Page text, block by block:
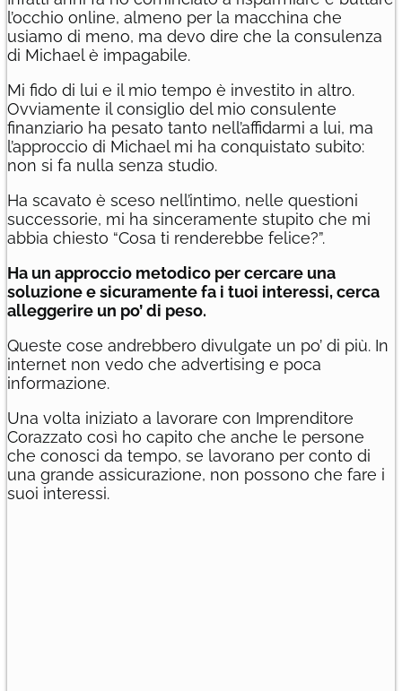
l’occhio online, almeno per la macchina che
usiamo di meno, ma devo dire che la consulenza
di Michael è impagabile.
Mi fido di lui e il mio tempo è investito in altro.
Ovviamente il consiglio del mio consulente
finanziario ha pesato tanto nell’affidarmi a lui, ma
l’approccio di Michael mi ha conquistato subito:
non si fa nulla senza studio.
Ha scavato è sceso nell’intimo, nelle questioni
successorie, mi ha sinceramente stupito che mi
abbia chiesto “Cosa ti renderebbe felice?”.
Ha un approccio metodico per cercare una
soluzione e sicuramente fa i tuoi interessi, cerca
alleggerire un po’ di peso.
Queste cose andrebbero divulgate un po’ di più. In
internet non vedo che advertising e poca
informazione.
Una volta iniziato a lavorare con Imprenditore
Corazzato così ho capito che anche le persone
che conosci da tempo, se lavorano per conto di
una grande assicurazione, non possono che fare i
suoi interessi.